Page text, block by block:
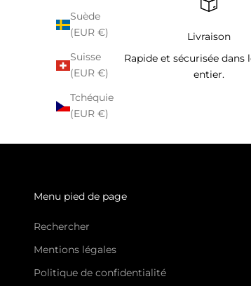
Suède
(EUR €)
Suisse
(EUR €)
Tchéquie
(EUR €)
Livraison
Rapide et sécurisée dans
entier.
Menu pied de page
Rechercher
Mentions légales
Politique de confidentialité